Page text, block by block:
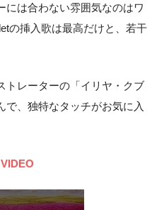
は合わない雰囲気なのはワ
挿入歌は最高だけと、若干
レーターの「イリヤ・クブ
で、独特なタッチがお気に入